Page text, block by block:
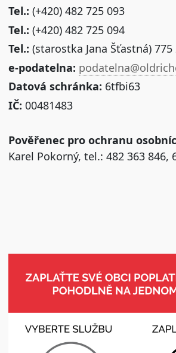
Tel.: (+420) 482 725 093
Tel.: (+420) 482 725 094
Tel.: (starostka Jana Šťastná) 775
e-podatelna:
Datová schránka: 6tfbi63
IČ: 00481483
Pověřenec pro ochranu
Karel Pokorný, tel.: 482 363 846,